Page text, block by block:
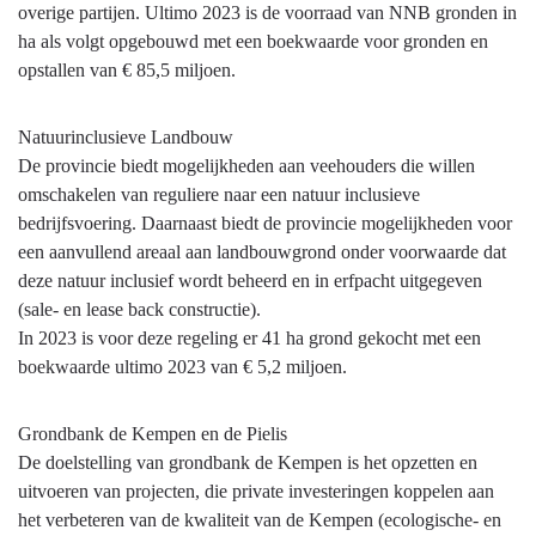
overige partijen. Ultimo 2023 is de voorraad van NNB gronden in
ha als volgt opgebouwd met een boekwaarde voor gronden en
opstallen van € 85,5 miljoen.
Natuurinclusieve Landbouw
De provincie biedt mogelijkheden aan veehouders die willen
omschakelen van reguliere naar een natuur inclusieve
bedrijfsvoering. Daarnaast biedt de provincie mogelijkheden voor
een aanvullend areaal aan landbouwgrond onder voorwaarde dat
deze natuur inclusief wordt beheerd en in erfpacht uitgegeven
(sale- en lease back constructie).
In 2023 is voor deze regeling er 41 ha grond gekocht met een
boekwaarde ultimo 2023 van € 5,2 miljoen.
Grondbank de Kempen en de Pielis
De doelstelling van grondbank de Kempen is het opzetten en
uitvoeren van projecten, die private investeringen koppelen aan
het verbeteren van de kwaliteit van de Kempen (ecologische- en